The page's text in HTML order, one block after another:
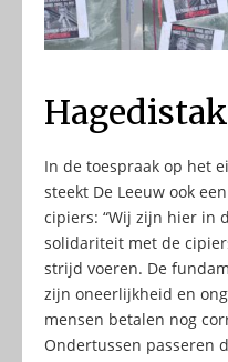
In de toespraak op het
steekt De Leeuw ook
cipiers: “Wij zijn hier in
solidariteit met de
strijd voeren. De
zijn oneerlijkheid en
mensen betalen nog
Ondertussen passeren